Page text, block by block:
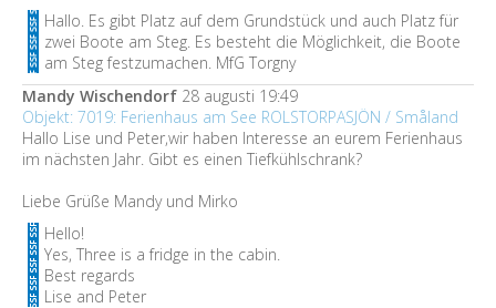
Hallo. Es gibt Platz auf dem Grundstück und auch Platz für
zwei Boote am Steg. Es besteht die Möglichkeit, die Boote
am Steg festzumachen. MfG Torgny
Mandy Wischendorf 28 augusti 19:49
Objekt: 7019: Ferienhaus am See ROLSTORPASJÖN / Småland
Hallo Lise und Peter,wir haben Interesse an eurem Ferienhaus
im nächsten Jahr. Gibt es einen Tiefkühlschrank?
Liebe Grüße Mandy und Mirko
Hello!
Yes, Three is a fridge in the cabin.
Best regards
Lise and Peter